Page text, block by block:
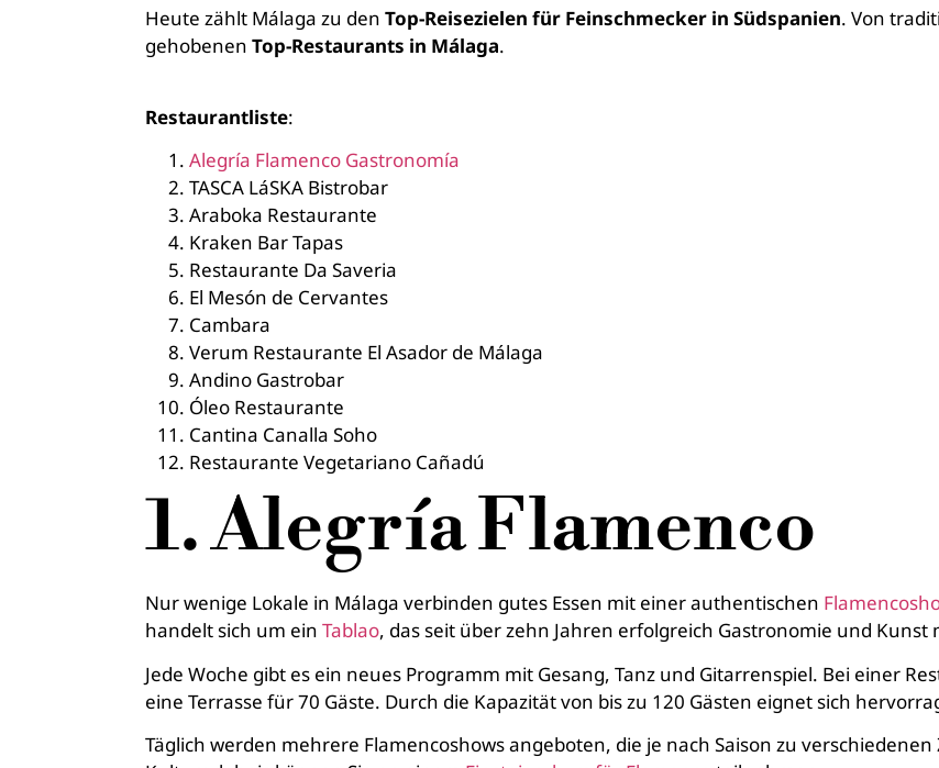
Heute zählt Málaga zu den Top-Reisezielen für Feinschmecker in Südspanien. Von
gehobenen Top-Restaurants in Málaga.
Restaurantliste:
Alegría Flamenco Gastronomía
TASCA LáSKA Bistrobar
Araboka Restaurante
Kraken Bar Tapas
Restaurante Da Saveria
El Mesón de Cervantes
Cambara
Verum Restaurante El Asador de Málaga
Andino Gastrobar
Óleo Restaurante
Cantina Canalla Soho
Restaurante Vegetariano Cañadú
1. Alegría Flamenco
Nur wenige Lokale in Málaga verbinden gutes Essen mit einer authentischen
handelt sich um ein Tablao, das seit über zehn Jahren erfolgreich Gastronomie und
Jede Woche gibt es ein neues Programm mit Gesang, Tanz und Gitarrenspiel. Bei einer
eine Terrasse für 70 Gäste. Durch die Kapazität von bis zu 120 Gästen eignet sich
Täglich werden mehrere Flamencoshows angeboten, die je nach Saison zu